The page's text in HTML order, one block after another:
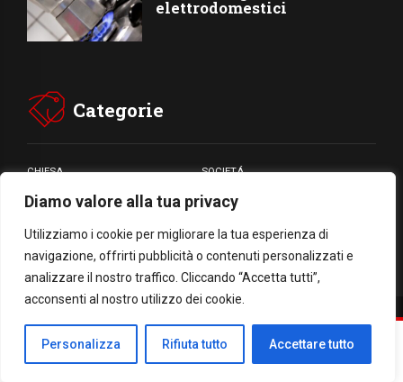
Diamo valore alla tua privacy
Utilizziamo i cookie per migliorare la tua esperienza di
navigazione, offrirti pubblicità o contenuti personalizzati e
analizzare il nostro traffico. Cliccando “Accetta tutti”,
acconsenti al nostro utilizzo dei cookie.
Personalizza Rifiuta tutto Accettare tutto
elettrodomestici
Categorie
CHIESA SOCIETÁ
CARITÁ GIUBILEO
CULTURA MEDIA
Facebook
WhatsApp
Threads
Email
Condividi